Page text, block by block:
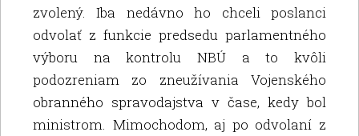
zvolený. Iba nedávno ho chceli poslanci
odvolať z funkcie predsedu parlamentného
výboru na kontrolu NBÚ a to kvôli
podozreniam zo zneužívania Vojenského
obranného spravodajstva v čase, kedy bol
ministrom. Mimochodom, aj po odvolaní z